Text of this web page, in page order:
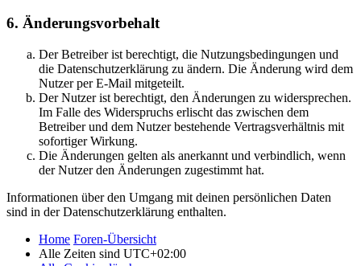
6. Änderungsvorbehalt
Der Betreiber ist berechtigt, die Nutzungsbedingungen und
die Datenschutzerklärung zu ändern. Die Änderung wird dem
Nutzer per E-Mail mitgeteilt.
Der Nutzer ist berechtigt, den Änderungen zu widersprechen.
Im Falle des Widerspruchs erlischt das zwischen dem
Betreiber und dem Nutzer bestehende Vertragsverhältnis mit
sofortiger Wirkung.
Die Änderungen gelten als anerkannt und verbindlich, wenn
der Nutzer den Änderungen zugestimmt hat.
Informationen über den Umgang mit deinen persönlichen Daten
sind in der Datenschutzerklärung enthalten.
Home Foren-Übersicht
Alle Zeiten sind UTC+02:00